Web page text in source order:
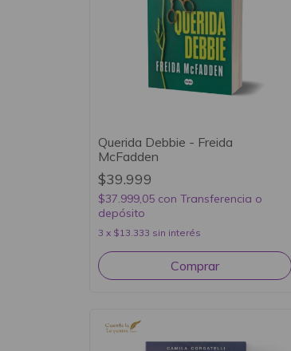
Querida Debbie - Freida
McFadden
$39.999
$37.999,05 con Transferencia o
depósito
3 x $13.333 sin interés